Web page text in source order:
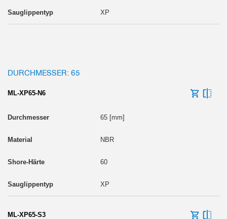
XP
DURCHMESSER: 65
ML-XP65-N6
65 [mm]
NBR
60
XP
ML-XP65-S3